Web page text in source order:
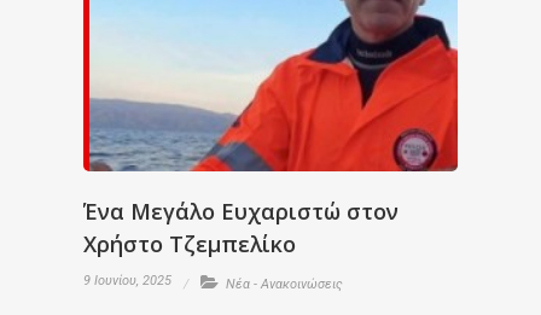
Ένα Μεγάλο Ευχαριστώ στον
Χρήστο Τζεμπελίκο
9 Ιουνίου, 2025 Νέα - Ανακοινώσεις